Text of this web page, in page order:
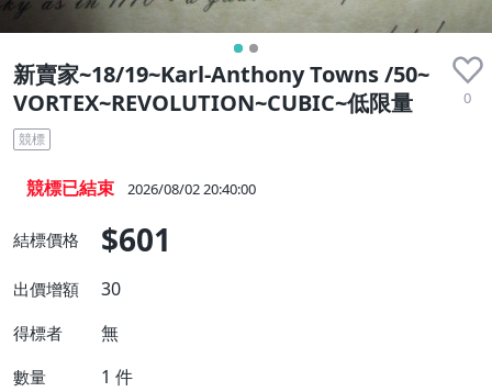
新賣家~18/19~Karl-Anthony Towns /50~
VORTEX~REVOLUTION~CUBIC~低限量
0
競標
競標已結束 2026/08/02 20:40:00
結標價格 $601
出價增額 30
得標者 無
數量 1 件